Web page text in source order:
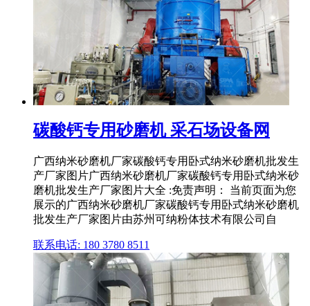
碳酸钙专用砂磨机 采石场设备网
广西纳米砂磨机厂家碳酸钙专用卧式纳米砂磨机批发生
产厂家图片广西纳米砂磨机厂家碳酸钙专用卧式纳米砂
磨机批发生产厂家图片大全 :免责声明： 当前页面为您
展示的广西纳米砂磨机厂家碳酸钙专用卧式纳米砂磨机
批发生产厂家图片由苏州可纳粉体技术有限公司自
联系电话: 180 3780 8511